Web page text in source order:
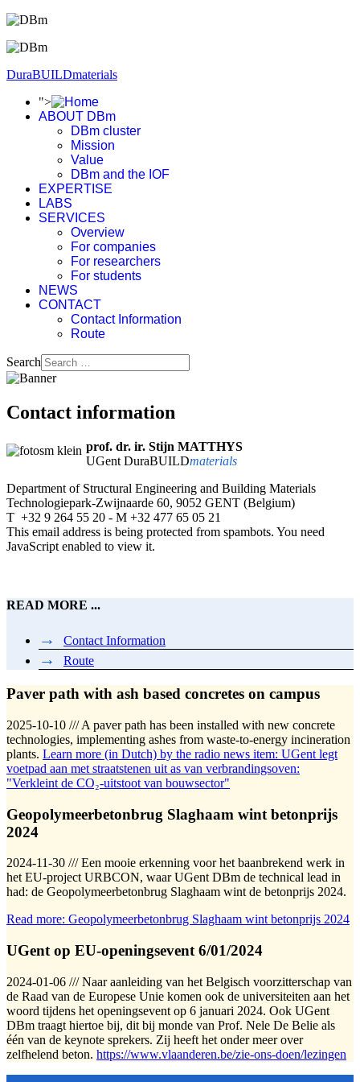
DuraBUILDmaterials
">
ABOUT DBm
DBm cluster
Mission
Value
DBm and the IOF
EXPERTISE
LABS
SERVICES
Overview
For companies
For researchers
For students
NEWS
CONTACT
Contact Information
Route
Search
Contact information
prof. dr. ir. Stijn MATTHYS
UGent DuraBUILDmaterials
Department of Structural Engineering and Building Materials
Technologiepark-Zwijnaarde 60, 9052 GENT (Belgium)
T +32 9 264 55 20 - M +32 477 65 05 21
This email address is being protected from spambots. You need
JavaScript enabled to view it.
READ MORE ...
Contact Information
Route
Paver path with ash based concretes on campus
2025-10-10 /// A paver path has been installed with new concrete
technologies, implementing ashes from waste-to-energy incineration
plants. Learn more (in Dutch) by the radio news item: UGent legt
voetpad aan met straatstenen uit as van verbrandingsoven:
"Verkleint de CO₂-uitstoot van bouwsector"
Geopolymeerbetonbrug Slaghaam wint betonprijs
2024
2024-11-30 /// Een mooie erkenning voor het baanbrekend werk in
het EU-project URBCON, waar UGent DBm de technical lead in
had: de Geopolymeerbetonbrug Slaghaam wint de betonprijs 2024.
Read more: Geopolymeerbetonbrug Slaghaam wint betonprijs 2024
UGent op EU-openingsevent 6/01/2024
2024-01-06 /// Naar aanleiding van het Belgisch voorzitterschap van
de Raad van de Europese Unie komen ook de universiteiten aan het
woord tijdens het openingsevent op 6 januari 2024. Ook UGent
DBm traagt hiertoe bij, dit bij monde van Prof. Nele De Belie als
één van de keynote sprekers. Zij heeft het onder meer over
zelfhelend beton. https://www.vlaanderen.be/zie-ons-doen/lezingen